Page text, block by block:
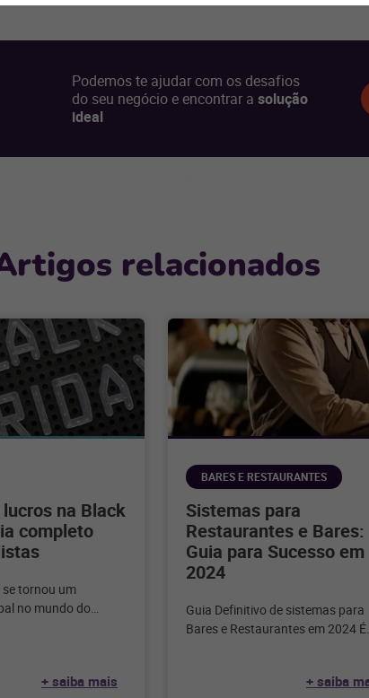
Podemos te ajudar com os desafios
do seu negócio e encontrar a solução
ideal
relacionados
na Black
completo
tornou um
no mundo do
+ saiba mais
BARES E RESTAURANTES
Sistemas para
Restaurantes e Bares:
Guia para Sucesso em
2024
Guia Definitivo de sistemas para
Bares e Restaurantes em 2024 É
+ saiba